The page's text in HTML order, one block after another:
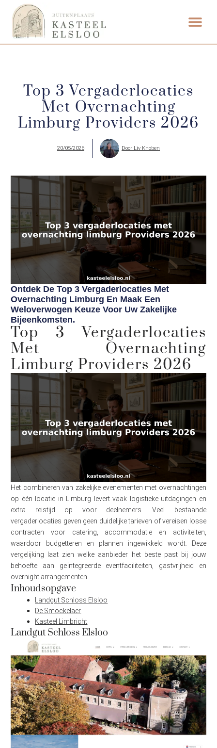
Top 3 Vergaderlocaties
Met Overnachting
Limburg Providers 2026
20/05/2026 Door Liv Knoben
Ontdek De Top 3 Vergaderlocaties Met
Overnachting Limburg En Maak Een
Weloverwogen Keuze Voor Uw Zakelijke
Bijeenkomsten.
Top 3 Vergaderlocaties
Met Overnachting
Limburg Providers 2026
Het combineren van zakelijke evenementen met overnachtingen
op één locatie in Limburg levert vaak logistieke uitdagingen en
extra reistijd op voor deelnemers. Veel bestaande
vergaderlocaties geven geen duidelijke tarieven of vereisen losse
contracten voor catering, accommodatie en activiteiten,
waardoor budgetteren en plannen ingewikkeld wordt. Deze
vergelijking laat zien welke aanbieder het beste past bij jouw
behoefte aan geïntegreerde eventfaciliteiten, gastvrijheid en
overnight arrangementen.
Inhoudsopgave
Landgut Schloss Elsloo
De Smockelaer
Kasteel Limbricht
Landgut Schloss Elsloo